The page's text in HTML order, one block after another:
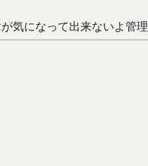
気になって出来ないよ管